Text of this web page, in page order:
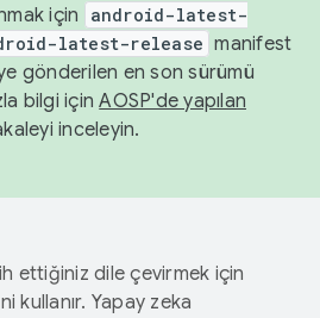
için
android-latest-
latest-release manifest
gönderilen en son sürümü
bilgi içinAOSP'de yapılan
inceleyin.
ettiğiniz dile çevirmek için
kullanır. Yapay zeka